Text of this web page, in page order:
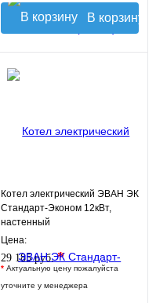
В корзину
Котел электрический ЭВАН ЭК
Стандарт-Эконом 12кВт,
настенный
Цена:
29 185 руб.*
* Актуальную цену пожалуйста
уточните у менеджера